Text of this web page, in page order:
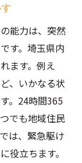
けスタッフ
能力は、突然
す。埼玉県内
ます。例え
、いかなる状
。24時間365
でも地域住民
は、緊急駆け
役立ちます。